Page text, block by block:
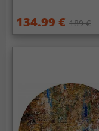
134.99 € 189 €